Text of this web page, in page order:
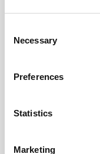
Selection
Necessary
Preferences
Statistics
Marketing
16